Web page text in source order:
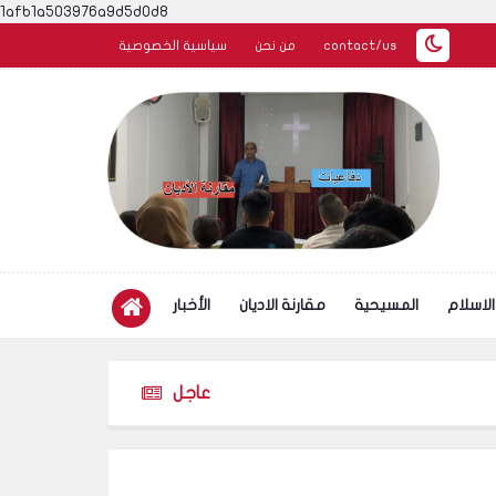
1afb1a503976a9d5d0d8
سياسية الخصوصية من نحن contact/us
الأخبار مقارنة الاديان المسيحية الاسلام
عاجل